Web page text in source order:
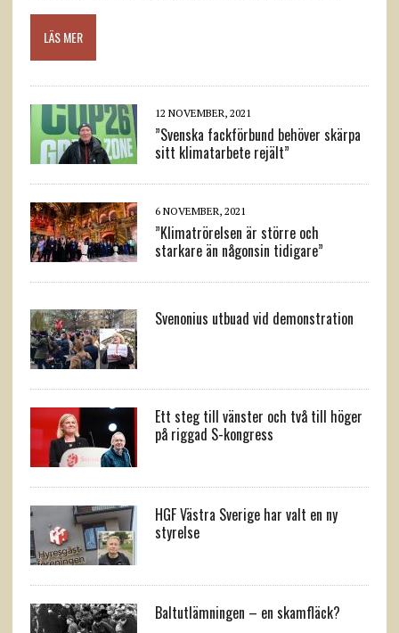
LÄS MER
12 NOVEMBER, 2021
”Svenska fackförbund behöver skärpa
sitt klimatarbete rejält”
6 NOVEMBER, 2021
”Klimatrörelsen är större och
starkare än någonsin tidigare”
Svenonius utbuad vid demonstration
Ett steg till vänster och två till höger
på riggad S-kongress
HGF Västra Sverige har valt en ny
styrelse
Baltutlämningen – en skamfläck?